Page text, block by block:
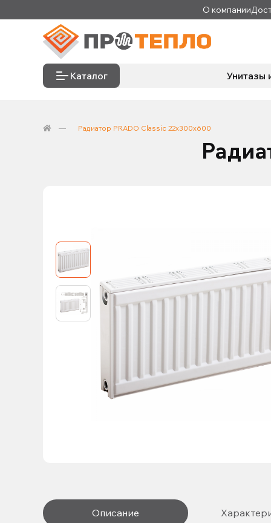
О компании
Каталог Унитазы
Радиатор PRADO Classic 22х300х600
Описание